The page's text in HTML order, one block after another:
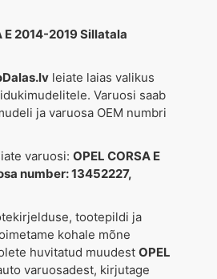
E 2014-2019 Sillatala
leiate laias valikus
Varuosi saab
ja varuosa OEM numbri
varuosi: OPEL CORSA E
number: 13452227,
tootepildi ja
kohale mõne
huvitatud muudest OPEL
varuosadest, kirjutage